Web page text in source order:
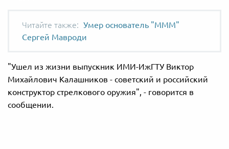
Умер основатель "МММ"
Сергей Мавроди
"Ушел из жизни выпускник ИМИ-ИжГТУ Виктор
Михайлович Калашников - советский и российский
конструктор стрелкового оружия", - говорится в
сообщении.